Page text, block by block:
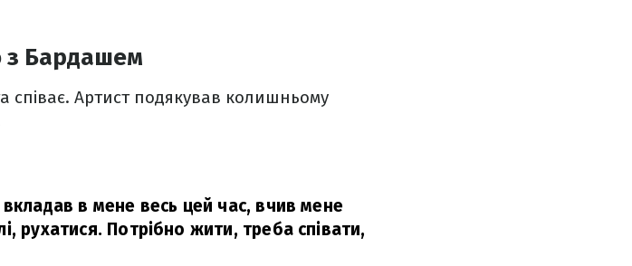
з Бардашем
співає. Артист подякував колишньому
в мене весь цей час, вчив мене
рухатися. Потрібно жити, треба співати,